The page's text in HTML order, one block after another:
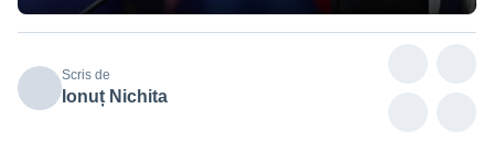
Scris de
Ionuț Nichita